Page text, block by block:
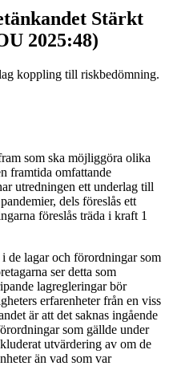
Stärkt
2025:48)
koppling till riskbedömning.
som ska möjliggöra olika
framtida omfattande
utredningen ett underlag till
dels föreslås ett
föreslås träda i kraft 1
de lagar och förordningar som
ser detta som
lagregleringar bör
erfarenheter från en viss
är att det saknas ingående
som gällde under
utvärdering av om de
än vad som var